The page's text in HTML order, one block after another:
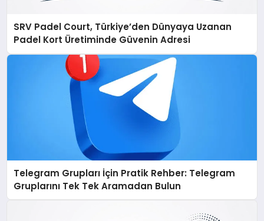
SRV Padel Court, Türkiye’den Dünyaya Uzanan
Padel Kort Üretiminde Güvenin Adresi
Telegram Grupları İçin Pratik Rehber: Telegram
Gruplarını Tek Tek Aramadan Bulun